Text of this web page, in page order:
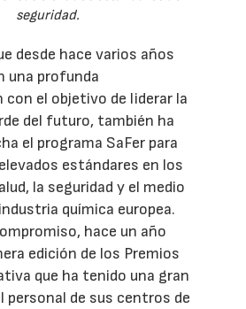
seguridad.
desde hace varios años
una profunda
el objetivo de liderar la
del futuro, también ha
el programa SaFer para
estándares en los
la seguridad y el medio
química europea.
hace un año
edición de los Premios
que ha tenido una gran
personal de sus centros de